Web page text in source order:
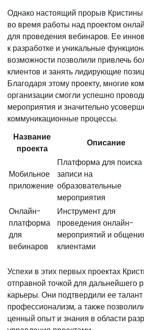
Однако настоящий прорыв
во время работы над проектом
для проведения вебинаров. Ее
к разработке и уникальные
возможности позволили привлечь
клиентов и занять лидирующие
Благодаря этому проекту, многие
организации смогли успешно
мероприятия и значительно
коммуникационные процессы.
Название
проекта
Описание
Мобильное
приложение
Платформа для поиска
записи на
образовательные
мероприятия
Онлайн-
платформа
для
вебинаров
Инструмент для
проведения онлайн-
мероприятий и
клиентами
Успехи в этих первых проектах
отправной точкой для дальнейшего
карьеры. Они подтвердили ее талант
профессионализм, а также
ценный опыт и знания в области